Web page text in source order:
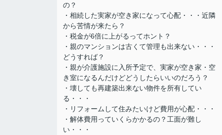
の？
・相続した実家が空き家になって心配・・・近隣
から苦情が来たら？
・税金が6倍に上がるってホント？
・親のマンションは古くて管理も出来ない・・・
どうすれば？
・親が介護施設に入所予定で、実家が空き家・空
き室になるんだけどどうしたらいいのだろう？
・壊しても再建築出来ない物件を所有してい
る・・・
・リフォームして住みたいけど費用が心配・・・
・解体費用っていくらかかるの？工面が難し
い・・・